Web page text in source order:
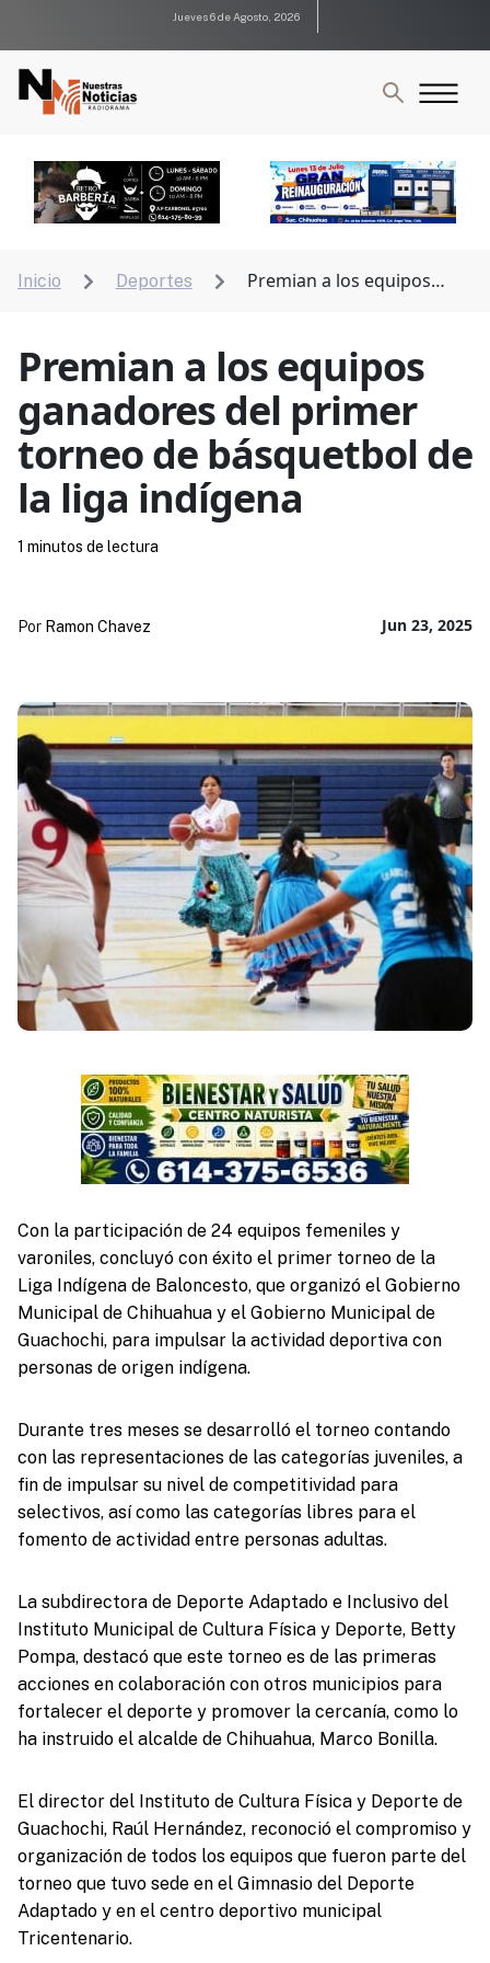
Jueves 6 de Agosto, 2026
Inicio  Deportes 
Premian a los equipos
Premian a los equipos
ganadores del primer
torneo de básquetbol de
la liga indígena
Jun 23, 2025
Por Ramon Chavez
1 minutos de lectura
Con la participación de 24 equipos femeniles y
varoniles, concluyó con éxito el primer torneo de la
Liga Indígena de Baloncesto, que organizó el Gobierno
Municipal de Chihuahua y el Gobierno Municipal de
Guachochi, para impulsar la actividad deportiva con
personas de origen indígena.
Durante tres meses se desarrolló el torneo contando
con las representaciones de las categorías juveniles, a
fin de impulsar su nivel de competitividad para
selectivos, así como las categorías libres para el
fomento de actividad entre personas adultas.
La subdirectora de Deporte Adaptado e Inclusivo del
Instituto Municipal de Cultura Física y Deporte, Betty
Pompa, destacó que este torneo es de las primeras
acciones en colaboración con otros municipios para
fortalecer el deporte y promover la cercanía, como lo
ha instruido el alcalde de Chihuahua, Marco Bonilla.
El director del Instituto de Cultura Física y Deporte de
Guachochi, Raúl Hernández, reconoció el compromiso y
organización de todos los equipos que fueron parte del
torneo que tuvo sede en el Gimnasio del Deporte
Adaptado y en el centro deportivo municipal
Tricentenario.